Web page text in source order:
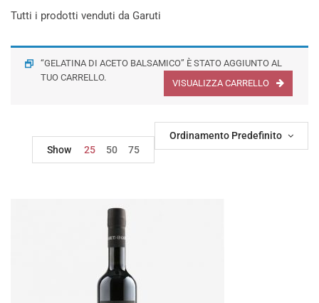
Tutti i prodotti venduti da Garuti
“GELATINA DI ACETO BALSAMICO” È STATO AGGIUNTO AL
TUO CARRELLO.
VISUALIZZA CARRELLO
Ordinamento Predefinito
Show
25 50 75